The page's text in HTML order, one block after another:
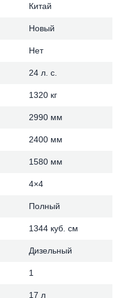
Китай
Новый
Нет
24 л. с.
1320 кг
2990 мм
2400 мм
1580 мм
4×4
Полный
1344 куб. см
Дизельный
1
17 л